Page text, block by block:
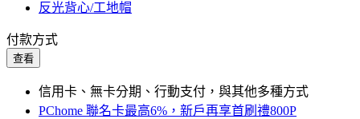
反光背心/工地帽
付款方式
查看
信用卡、無卡分期、行動支付，與其他多種方式
PChome 聯名卡最高6%，新戶再享首刷禮800P